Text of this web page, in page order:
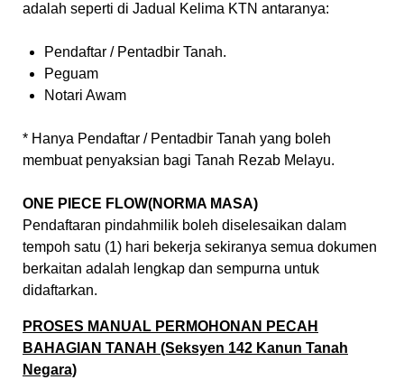
adalah seperti di Jadual Kelima KTN antaranya:
Pendaftar / Pentadbir Tanah.
Peguam
Notari Awam
* Hanya Pendaftar / Pentadbir Tanah yang boleh
membuat penyaksian bagi Tanah Rezab Melayu.
ONE PIECE FLOW(NORMA MASA)
Pendaftaran pindahmilik boleh diselesaikan dalam
tempoh satu (1) hari bekerja sekiranya semua dokumen
berkaitan adalah lengkap dan sempurna untuk
didaftarkan.
PROSES MANUAL PERMOHONAN PECAH
BAHAGIAN TANAH (Seksyen 142 Kanun Tanah
Negara)